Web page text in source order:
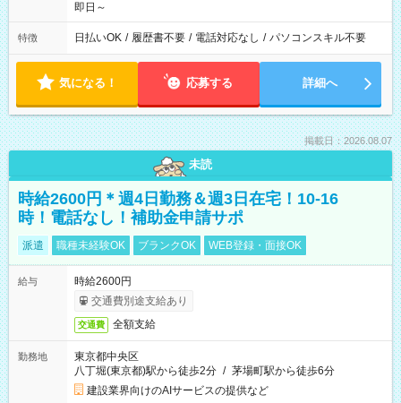
即日～
特徴 日払いOK / 履歴書不要 / 電話対応なし / パソコンスキル不要
気になる！ 応募する 詳細へ
掲載日：2026.08.07
未読
時給2600円＊週4日勤務＆週3日在宅！10-16
時！電話なし！補助金申請サポ
派遣 職種未経験OK ブランクOK WEB登録・面接OK
給与
時給2600円
交通費別途支給あり
交通費 全額支給
勤務地
東京都中央区
八丁堀(東京都)駅から徒歩2分 / 茅場町駅から徒歩6分
建設業界向けのAIサービスの提供など